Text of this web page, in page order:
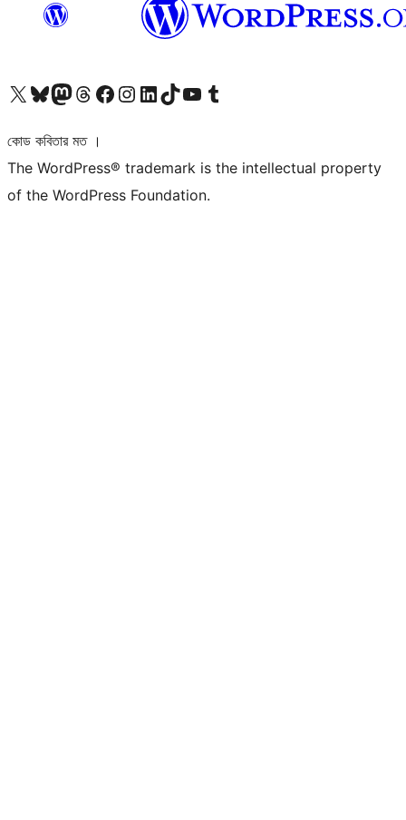
আমাদের X (আগের টুইটার) অ্যাকাউন্টে যানআমাদের Bluesky অ্যাকাউন্টটি দেখুনআমাদের মাস্টোডন অ্যাকাউন্টটি দেখুনআমাদের থ্রেডস অ্যাকাউন্টটি দেখুনআমাদের ফেসবুক পেজ দেখুনআমাদের ইন্সটাগ্রাম অ্যাকাউন্ট দেখুনআমাদের লিঙ্কডইন অ্যাকাউন্টে যানআমাদের TikTok অ্যাকাউন্টটি দেখুনআমাদের ইউটিউব চ্যানেলে যান আমাদের টাম্বলার অ্যাকাউন্ট দেখুন
কোড কবিতার মত ।
The WordPress® trademark is the intellectual property
of the WordPress Foundation.